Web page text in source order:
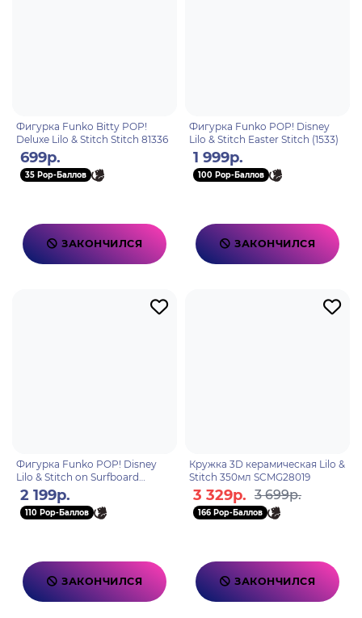
Фигурка Funko Bitty POP!
Deluxe Lilo & Stitch Stitch 81336
699р.
35 Pop-Баллов
ЗАКОНЧИЛСЯ
Фигурка Funko POP! Disney
Lilo & Stitch Easter Stitch (1533)
1 999р.
100 Pop-Баллов
ЗАКОНЧИЛСЯ
Фигурка Funko POP! Disney
Lilo & Stitch on Surfboard
SDCC25
2 199р.
110 Pop-Баллов
ЗАКОНЧИЛСЯ
Кружка 3D керамическая Lilo &
Stitch 350мл SCMG28019
3 329р. 3 699р.
166 Pop-Баллов
ЗАКОНЧИЛСЯ